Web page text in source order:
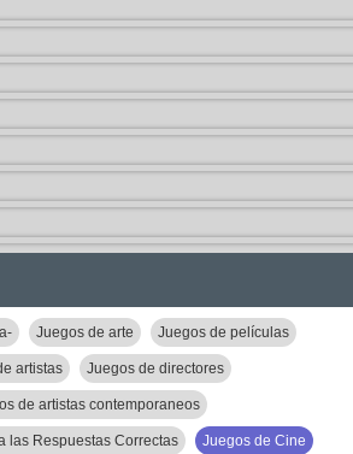
Juegos de arte Juegos de películas
artistas Juegos de directores
de artistas contemporaneos
las Respuestas Correctas Juegos de Cine